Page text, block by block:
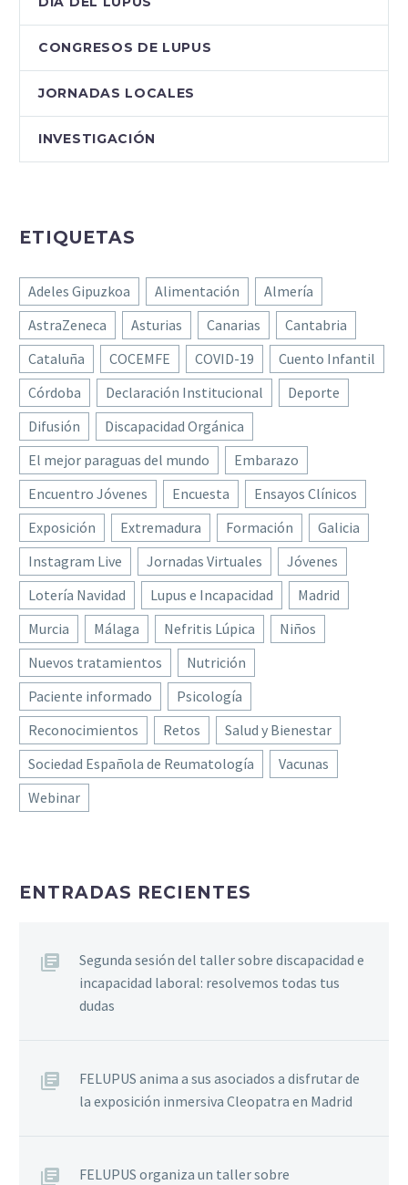
como objetivo acercar
información…
CONGRESOS DE LUPUS
JORNADAS LOCALES
INVESTIGACIÓN
ETIQUETAS
Adeles Gipuzkoa Alimentación
Almería
AstraZeneca
Asturias Canarias
Cantabria
Cataluña
COCEMFE COVID-19
Cuento Infantil
Córdoba
Declaración Institucional
Deporte
Difusión
Discapacidad Orgánica
El mejor paraguas del mundo
Embarazo
Encuentro Jóvenes
Encuesta
Ensayos Clínicos
Exposición
Extremadura Formación
Galicia
Instagram Live
Jornadas Virtuales
Jóvenes
Lotería Navidad
Lupus e Incapacidad
Madrid
Murcia
Málaga Nefritis Lúpica
Niños
Nuevos tratamientos
Nutrición
Paciente informado
Psicología
Reconocimientos
Retos
Salud y Bienestar
Sociedad Española de Reumatología
Vacunas
Webinar
ENTRADAS RECIENTES
Segunda sesión del taller sobre discapacidad e
incapacidad laboral: resolvemos todas tus
dudas
FELUPUS anima a sus asociados a disfrutar de
la exposición inmersiva Cleopatra en Madrid
FELUPUS organiza un taller sobre